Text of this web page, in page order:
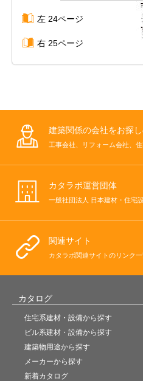
左 24ページ
右 25ページ
建築関係の会社をお探
工事会社、リフォーム会社、
カタラボ運営団体
一般社団法人 日本建材・住宅
関連サイト
カタラボ関連サイトのリンク
カタログ
住宅系建材・設備から探す
ビル系建材・設備から探す
建築物用途から探す
メーカーから探す
新着カタログ